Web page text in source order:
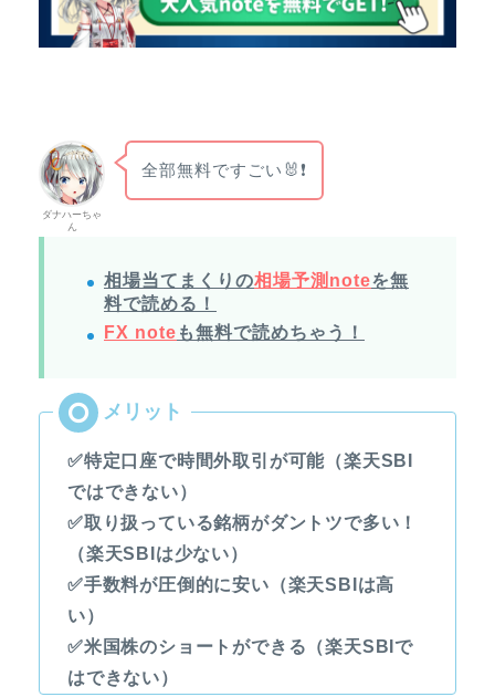
ダナハーちゃ
ん
全部無料ですごい🐰❗
相場当てまくりの相場予測noteを無
料で読める！
FX note も無料で読めちゃう！
✅特定口座で時間外取引が可能（楽天SBI
ではできない）
✅取り扱っている銘柄がダントツで多い！
（楽天SBIは少ない）
✅手数料が圧倒的に安い（楽天SBIは高
い）
✅米国株のショートができる（楽天SBIで
はできない）